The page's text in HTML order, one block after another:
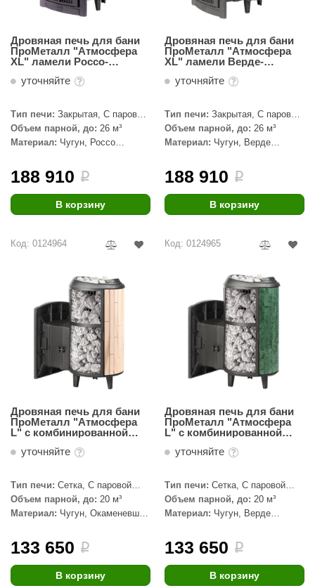
Дровяная печь для бани
ПроМеталл "Атмосфера
ХL" ламели Россо-
уточняйте
Тип печи: Закрытая, С паровой
пушкой
Объем парной, до: 26 м³
Материал: Чугун, Россо
188 910 i
В корзину
Дровяная печь для бани
ПроМеталл "Атмосфера
ХL" ламели Верде-
уточняйте
Тип печи: Закрытая, С паровой
пушкой
Объем парной, до: 26 м³
Материал: Чугун, Верде
188 910 i
В корзину
Код: 0124964
Дровяная печь для бани
ПроМеталл "Атмосфера
L" с комбинированной
дерево, наборный
уточняйте
Тип печи: Сетка, С паровой
пушкой
Объем парной, до: 20 м³
Материал: Чугун, Окаменевшее
133 650 i
В корзину
Код: 0124965
Дровяная печь для бани
ПроМеталл "Атмосфера
L" с комбинированной
Гватемала, наборный
уточняйте
Тип печи: Сетка, С паровой
пушкой
Объем парной, до: 20 м³
Материал: Чугун, Верде
133 650 i
В корзину